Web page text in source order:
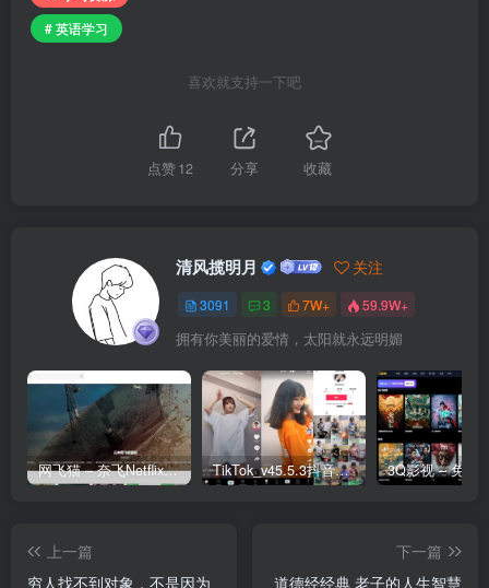
# 英语学习
喜欢就支持一下吧
点赞12 分享 收藏
清风揽明月 关注
3091 3 7W+ 59.9W+
拥有你美丽的爱情，太阳就永远明媚
网飞猫 – 奈飞Netflix免费看 TikTok_v45.5.3抖音国际版_免拔卡解锁全球版
上一篇
穷人找不到对象，不是因为
下一篇
道德经经典 老子的人生智慧